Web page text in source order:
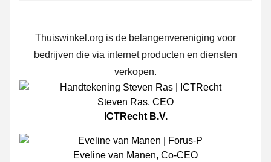
Thuiswinkel.org is de belangenvereniging voor
bedrijven die via internet producten en diensten
verkopen.
Steven Ras, CEO
ICTRecht B.V.
Eveline van Manen, Co-CEO